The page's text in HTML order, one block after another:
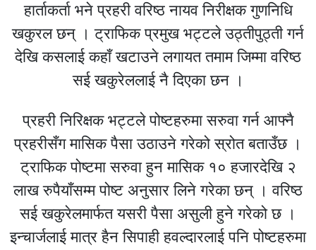
हार्ताकर्ता भने प्रहरी वरिष्ठ नायव निरीक्षक गुणनिधि
खकुरल छन् । ट्राफिक प्रमुख भट्टले उठ्तीपुठ्ती गर्न
देखि कसलाई कहाँ खटाउने लगायत तमाम जिम्मा वरिष्ठ
सई खकुरेललाई नै दिएका छन ।
प्रहरी निरिक्षक भट्टले पोष्टहरुमा सरुवा गर्न आफ्नै
प्रहरीसँग मासिक पैसा उठाउने गरेको स्रोत बताउँछ ।
ट्राफिक पोष्टमा सरुवा हुन मासिक १० हजारदेखि २
लाख रुपैयाँसम्म पोष्ट अनुसार लिने गरेका छन् । वरिष्ठ
सई खकुरेलमार्फत यसरी पैसा असुली हुने गरेको छ ।
इन्चार्जलाई मात्र हैन सिपाही हवल्दारलाई पनि पोष्टहरुमा